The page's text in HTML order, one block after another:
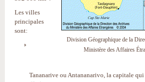
Division Géographique de la
Ministère des Affaires
Les villes
principales
sont:
Tananarive ou Antananarivo, la capitale